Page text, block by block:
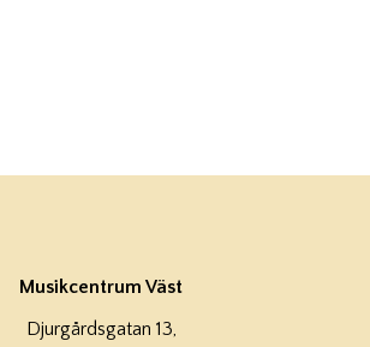
Musikcentrum Väst
Djurgårdsgatan 13,